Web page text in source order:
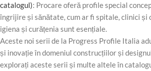
catalogul): Procare oferă profile special
îngrijire și sănătate, cum ar fi spitale, clinici și
igiena și curățenia sunt esențiale.
Aceste noi serii de la Progress Profile Italia
și inovație în domeniul construcțiilor și
explorați aceste serii și multe altele în